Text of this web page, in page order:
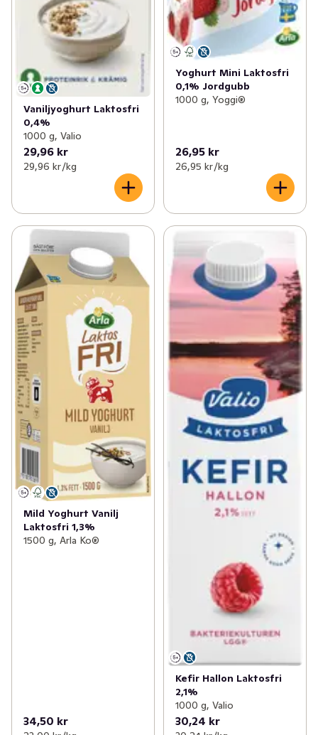
Vaniljyoghurt Laktosfri
0,4%
1000 g, Valio
29,96 kr
29,96 kr /kg
Yoghurt Mini Laktosfri
0,1% Jordgubb
1000 g, Yoggi®
26,95 kr
26,95 kr /kg
Mild Yoghurt Vanilj
Laktosfri 1,3%
1500 g, Arla Ko®
34,50 kr
Kefir Hallon Laktosfri
2,1%
1000 g, Valio
30,24 kr